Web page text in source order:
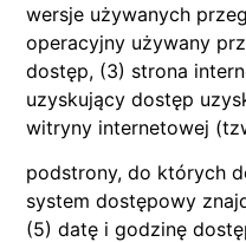
wersje używanych
operacyjny używany
dostęp, (3) strona
uzyskujący dostęp
witryny internetowej
podstrony, do których
system dostępowy
(5) datę i godzinę